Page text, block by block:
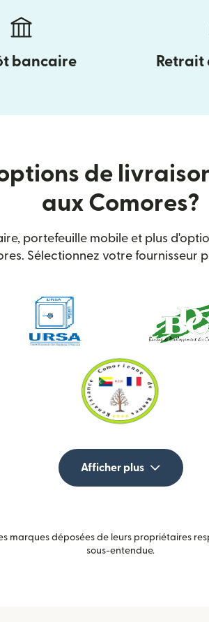
bancaire Retrait
de
aux Comores?
portefeuille mobile et plus
Sélectionnez votre fournisseur
Afficher plus
marques déposées de leurs propriétaires
sous-entendue.